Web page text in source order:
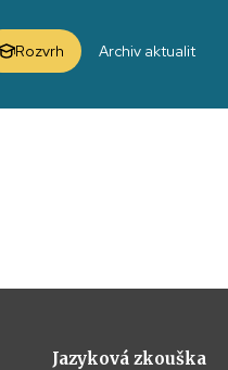
Rozvrh Archiv aktualit
Jazyková zkouška